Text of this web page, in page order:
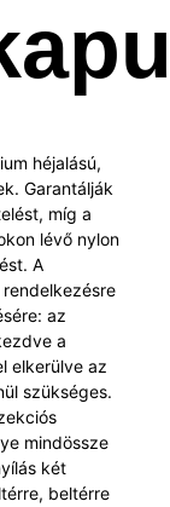
héjalású,
Garantálják
míg a
lévő nylon
A
az
a
elkerülve az
szükséges.
mindössze
két
beltérre